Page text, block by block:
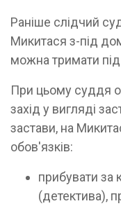
Раніше слідчий
Микитася з-під
можна тримати
При цьому суддя
захід у вигляді
застави, на
обов'язків:
прибувати
(детектива),